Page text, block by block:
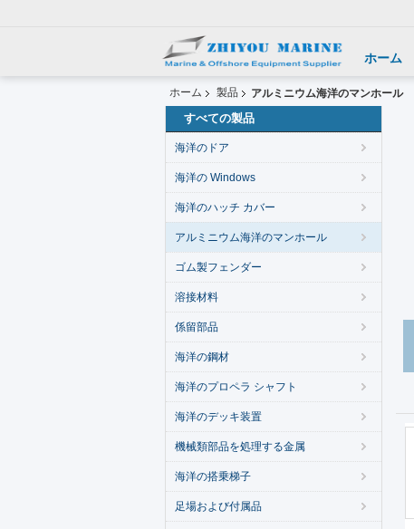
ホーム
ホーム 製品 アルミニウム海洋のマンホール
すべての製品
海洋のドア
海洋の Windows
海洋のハッチ カバー
アルミニウム海洋のマンホール
ゴム製フェンダー
溶接材料
係留部品
海洋の鋼材
海洋のプロペラ シャフト
海洋のデッキ装置
機械類部品を処理する金属
海洋の搭乗梯子
足場および付属品